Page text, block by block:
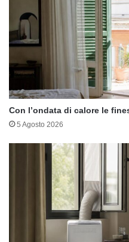
Con l’ondata di calore le
5 Agosto 2026